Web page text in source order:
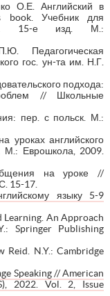
О.Е. Английский в
book. Учебник для
15-е изд. М.:
Педагогическая
гос. ун-та им. Н.Г.
подхода:
// Школьные
пер. с польск. М.:
уроках английского
М.: Еврошкола, 2009.
на уроке //
15-17.
языку 5-9
Learning. An Approach
Springer Publishing
N.Y.: Cambridge
Speaking // American
2022. Vol. 2, Issue